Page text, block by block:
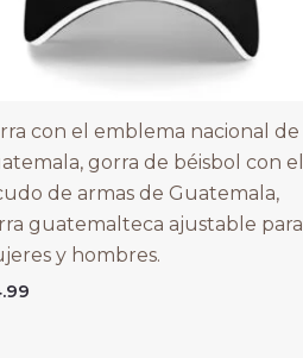
con el emblema nacional de
gorra de béisbol con el
de armas de Guatemala,
guatemalteca ajustable para
y hombres.